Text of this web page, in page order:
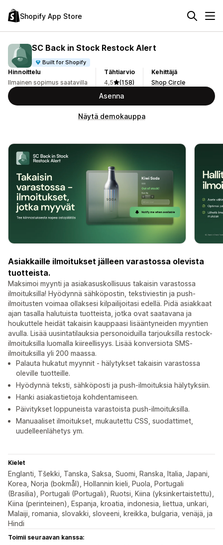
Shopify App Store
SC Back in Stock Restock Alert
Built for Shopify
Hinnoittelu
Ilmainen sopimus saatavilla
Tähtiarvio
4,5
(158)
Kehittäjä
Shop Circle
Asenna
Näytä demokauppa
Asiakkaille ilmoitukset jälleen varastossa olevista
tuotteista.
Maksimoi myynti ja asiakasuskollisuus takaisin varastossa
ilmoituksilla! Hyödynnä sähköpostin, tekstiviestin ja push-
ilmoitusten voimaa ollaksesi kilpailijoitasi edellä. Pidä asiakkaat
ajan tasalla halutuista tuotteista, jotka ovat saatavana ja
houkuttele heidät takaisin kauppaasi lisääntyneiden myyntien
avulla. Lisää uusintatilauksia personoiduilla tarjouksilla restock-
ilmoituksilla luomalla kiireellisyys. Lisää konversiota SMS-
ilmoituksilla yli 200 maassa.
Palauta hukatut myynnit - hälytykset takaisin varastossa
oleville tuotteille.
Hyödynnä teksti, sähköposti ja push-ilmoituksia hälytyksiin.
Hanki asiakastietoja kohdentamiseen.
Päivitykset loppuneista varastoista push-ilmoituksilla.
Manuaaliset ilmoitukset, mukautettu CSS, suodattimet,
uudelleenlähetys ym.
Kielet
Englanti, Tšekki, Tanska, Saksa, Suomi, Ranska, Italia, Japani,
Korea, Norja (bokmål), Hollannin kieli, Puola, Portugali
(Brasilia), Portugali (Portugali), Ruotsi, Kiina (yksinkertaistettu),
Kiina (perinteinen), Espanja, kroatia, indonesia, liettua, unkari,
Malaiji, romania, slovakki, sloveeni, kreikka, bulgaria, venäjä, ja
Hindi
Toimii seuraavan kanssa: